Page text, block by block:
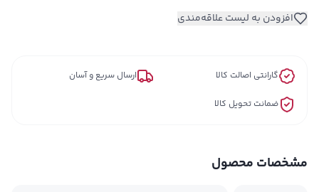
افزودن به لیست علاقه‌مندی
گارانتی اصالت کالا ارسال سریع و آسان
ضمانت تحویل کالا
مشخصات محصول